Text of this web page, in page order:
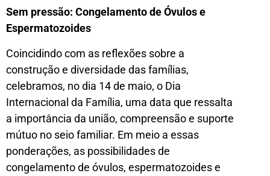
Sem pressão: Congelamento de Óvulos e
Espermatozoides
Coincidindo com as reflexões sobre a
construção e diversidade das famílias,
celebramos, no dia 14 de maio, o Dia
Internacional da Família, uma data que ressalta
a importância da união, compreensão e suporte
mútuo no seio familiar. Em meio a essas
ponderações, as possibilidades de
congelamento de óvulos, espermatozoides e